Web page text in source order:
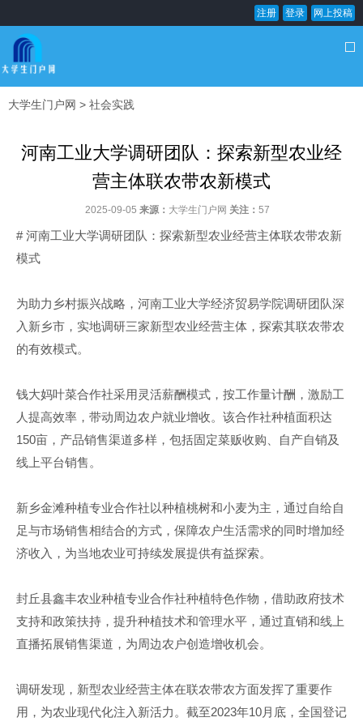
注册 登录 网上投稿
大学生门户网 > 社会实践
河南工业大学调研团队：探索新型农业经
营主体联农带农新模式
2025-09-05 来源： 大学生门户网 关注： 57
# 河南工业大学调研团队：探索新型农业经营主体联农带农新
模式
为助力乡村振兴战略，河南工业大学经济贸易学院调研团队深
入新乡市，实地调研三家新型农业经营主体，探索其联农带农
的有效模式。
钱大妈叶菜合作社采用灵活薪酬模式，按工作量计酬，激励工
人提高效率，带动周边农户就业增收。该合作社种植面积达
150亩，产品销售渠道多样，包括固定菜贩收购、自产自销及
线上平台销售。
新乡金滩种植专业合作社以种植桃树和小麦为主，通过自给自
足与市场销售相结合的方式，保障农户生活需求的同时增加经
济收入，为当地农业可持续发展提供有益探索。
封丘县鑫丰农业种植专业合作社种植特色作物，借助政府技术
支持和政策扶持，提升种植技术和管理水平，通过直销和线上
直播拓展销售渠道，为周边农户创造增收机会。
调研发现，新型农业经营主体在联农带农方面发挥了重要作
用，为农业现代化注入新活力。截至2023年10月底，全国登记